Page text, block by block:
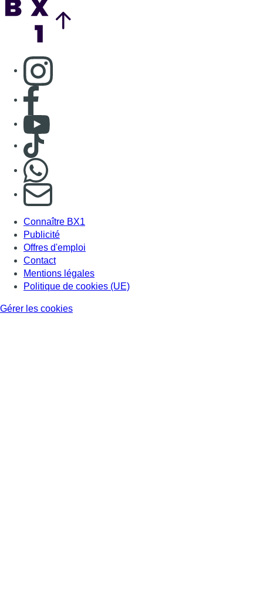
S'abonner à notre newsletter
Connaître BX1
Publicité
Offres d'emploi
Contact
Mentions légales
Politique de cookies (UE)
Gérer les cookies